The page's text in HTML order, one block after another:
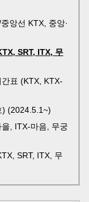
앙선 KTX, 중앙·
SRT, ITX, 무
표 (KTX, KTX-
) (2024.5.1~)
, ITX-마음, 무궁
SRT, ITX, 무